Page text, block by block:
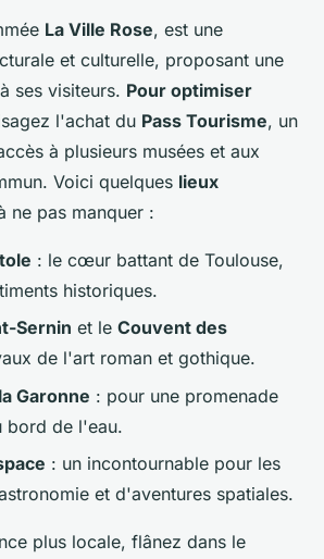
La Ville Rose, est une
et culturelle, proposant une
ses visiteurs. Pour optimiser
l'achat du Pass Tourisme, un
à plusieurs musées et aux
Voici quelques lieux
ne pas manquer :
: le cœur battant de Toulouse,
historiques.
Sernin et le Couvent des
de l'art roman et gothique.
Garonne : pour une promenade
bord de l'eau.
: un incontournable pour les
et d'aventures spatiales.
plus locale, flânez dans le